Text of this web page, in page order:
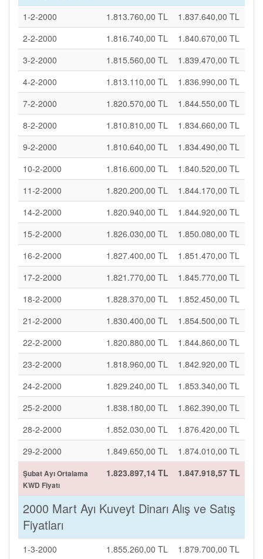
1-2-2000 1.813.760,00 TL
1.837.640,00 TL
2-2-2000
1.816.740,00 TL
1.840.670,00 TL
3-2-2000
1.815.560,00 TL
1.839.470,00 TL
4-2-2000
1.813.110,00 TL
1.836.990,00 TL
7-2-2000
1.820.570,00 TL
1.844.550,00 TL
8-2-2000
1.810.810,00 TL
1.834.660,00 TL
9-2-2000
1.810.640,00 TL
1.834.490,00 TL
10-2-2000
1.816.600,00 TL
1.840.520,00 TL
11-2-2000
1.820.200,00 TL
1.844.170,00 TL
14-2-2000
1.820.940,00 TL
1.844.920,00 TL
15-2-2000
1.826.030,00 TL
1.850.080,00 TL
16-2-2000
1.827.400,00 TL
1.851.470,00 TL
17-2-2000
1.821.770,00 TL
1.845.770,00 TL
18-2-2000
1.828.370,00 TL
1.852.450,00 TL
21-2-2000
1.830.400,00 TL
1.854.500,00 TL
22-2-2000
1.820.880,00 TL
1.844.860,00 TL
23-2-2000
1.818.960,00 TL
1.842.920,00 TL
24-2-2000
1.829.240,00 TL
1.853.340,00 TL
25-2-2000
1.838.180,00 TL
1.862.390,00 TL
28-2-2000
1.852.030,00 TL
1.876.420,00 TL
29-2-2000
1.849.650,00 TL 1.874.010,00 TL
Şubat Ayı Ortalama
KWD Fiyatı
1.823.897,14 TL 1.847.918,57 TL
2000 Mart Ayı Kuveyt Dinarı Alış ve Satış
Fiyatları
1-3-2000 1.855.260,00 TL 1.879.700,00 TL